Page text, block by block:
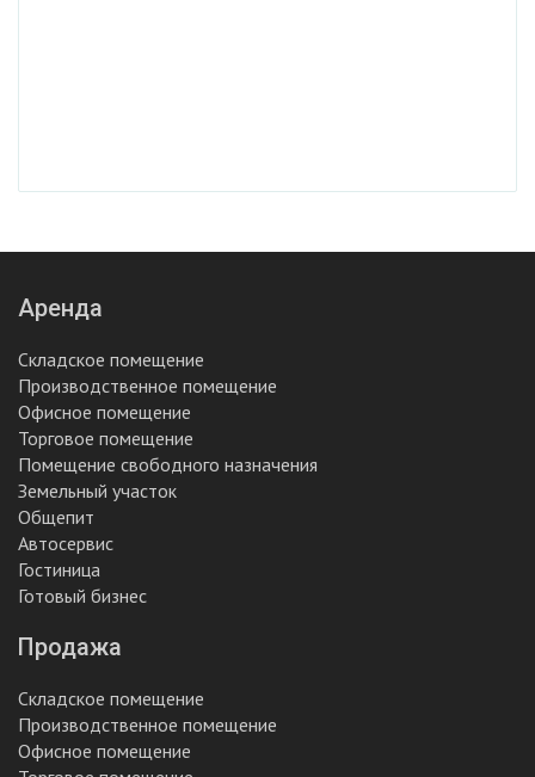
Аренда
Складское помещение
Производственное помещение
Офисное помещение
Торговое помещение
Помещение свободного назначения
Земельный участок
Общепит
Автосервис
Гостиница
Готовый бизнес
Продажа
Складское помещение
Производственное помещение
Офисное помещение